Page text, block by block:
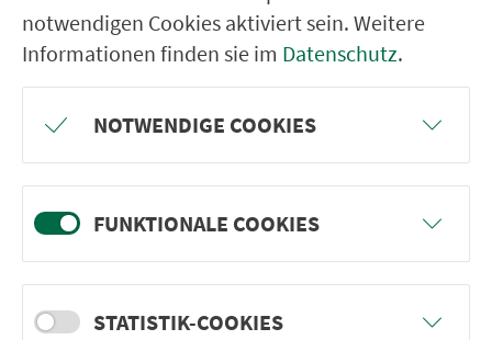
Naila Mittelschule
Naila Froschgrünerstr.
Naila Schulzentrum
Marxgrün Abzw. Siedlung
Marxgrün Post
notwendigen Cookies aktiviert sein. Weitere
Informationen finden sie im Datenschutz.
NOTWENDIGE COOKIES
FUNKTIONALE COOKIES
STATISTIK-COOKIES